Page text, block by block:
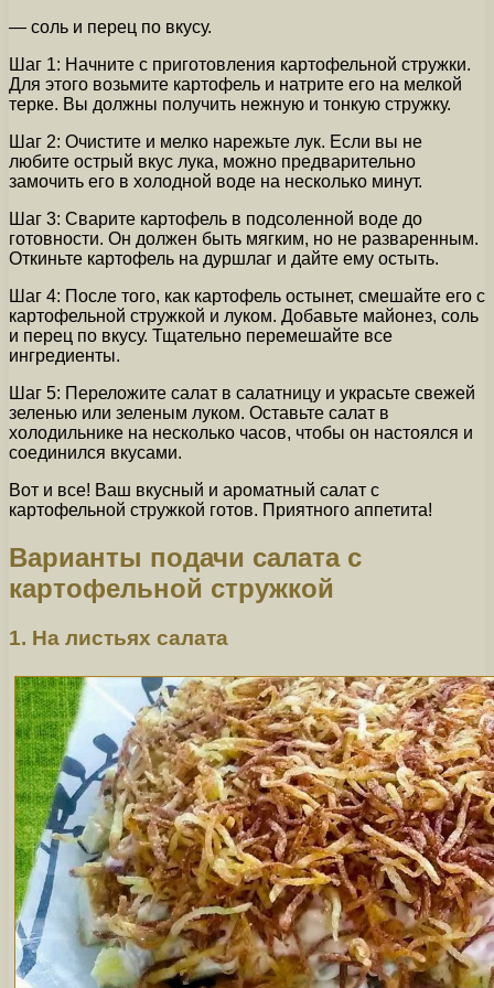
— соль и перец по вкусу.
Шаг 1: Начните с приготовления картофельной стружки.
Для этого возьмите картофель и натрите его на мелкой
терке. Вы должны получить нежную и тонкую стружку.
Шаг 2: Очистите и мелко нарежьте лук. Если вы не
любите острый вкус лука, можно предварительно
замочить его в холодной воде на несколько минут.
Шаг 3: Сварите картофель в подсоленной воде до
готовности. Он должен быть мягким, но не разваренным.
Откиньте картофель на дуршлаг и дайте ему остыть.
Шаг 4: После того, как картофель остынет, смешайте его с
картофельной стружкой и луком. Добавьте майонез, соль
и перец по вкусу. Тщательно перемешайте все
ингредиенты.
Шаг 5: Переложите салат в салатницу и украсьте свежей
зеленью или зеленым луком. Оставьте салат в
холодильнике на несколько часов, чтобы он настоялся и
соединился вкусами.
Вот и все! Ваш вкусный и ароматный салат с
картофельной стружкой готов. Приятного аппетита!
Варианты подачи салата с
картофельной стружкой
1. На листьях салата